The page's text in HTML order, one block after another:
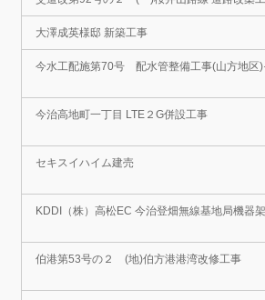
大澤成英様邸 新築工事
今水工配施第70号 配水管整備工事(山方地区)
今治高地町一丁目 LTE２G併設工事
セキスイハイム建売
KDDI（株）高松EC 今治登畑無線基地局機器
伯港第53号の２ (地)伯方港港湾改修工事